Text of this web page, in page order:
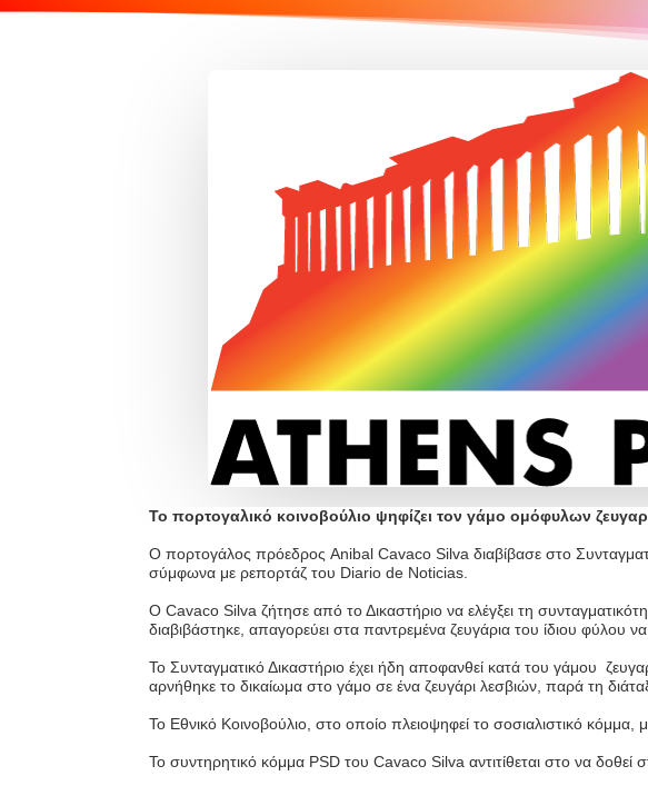
Το πορτογαλικό κοινοβούλιο ψηφίζει τον γάμο ομόφυλων
Ο πορτογάλος πρόεδρος Anibal Cavaco Silva διαβίβασε στο
σύμφωνα με ρεπορτάζ του Diario de Noticias.
Ο Cavaco Silva ζήτησε από το Δικαστήριο να ελέγξει τη
διαβιβάστηκε, απαγορεύει στα παντρεμένα ζευγάρια του ίδιου φύλου να
Το Συνταγματικό Δικαστήριο έχει ήδη αποφανθεί κατά του γάμου
αρνήθηκε το δικαίωμα στο γάμο σε ένα ζευγάρι λεσβιών, παρά τη
Το Εθνικό Κοινοβούλιο, στο οποίο πλειοψηφεί το σοσιαλιστικό
Το συντηρητικό κόμμα PSD του Cavaco Silva αντιτίθεται στο να